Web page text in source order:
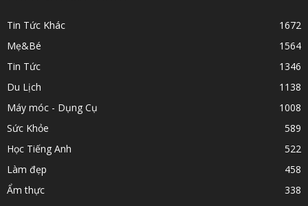
Tin Tức Khác
1672
Mẹ&Bé
1564
Tin Tức
1346
Du Lịch
1138
Máy móc - Dụng Cụ
1008
Sức Khỏe
589
Học Tiếng Anh
522
Làm đẹp
458
Ẩm thực
338